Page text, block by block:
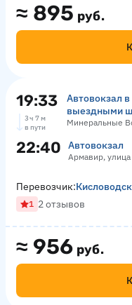
≈ 895 руб.
19:33
Автовокзал
выездными
Минеральные
3 ч 7 м
в пути
22:40 Автовокзал
Армавир,
≈ 956 руб.
Перевозчик:
1 2 отзывов